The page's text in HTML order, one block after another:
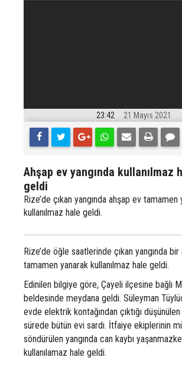
23:42 21 Mayıs 2021
Ahşap ev yangında kullanılmaz
geldi
Rize’de çıkan yangında ahşap ev tamamen
kullanılmaz hale geldi.
Rize’de öğle saatlerinde çıkan yangında
tamamen yanarak kullanılmaz hale geldi.
Edinilen bilgiye göre, Çayeli ilçesine bağlı
beldesinde meydana geldi. Süleyman
evde elektrik kontağından çıktığı düşünülen
sürede bütün evi sardı. İtfaiye ekiplerinin
söndürülen yangında can kaybı
kullanılamaz hale geldi.